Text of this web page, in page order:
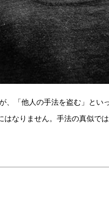
、「他人の手法を盗む」とい
なりません。手法の真似で